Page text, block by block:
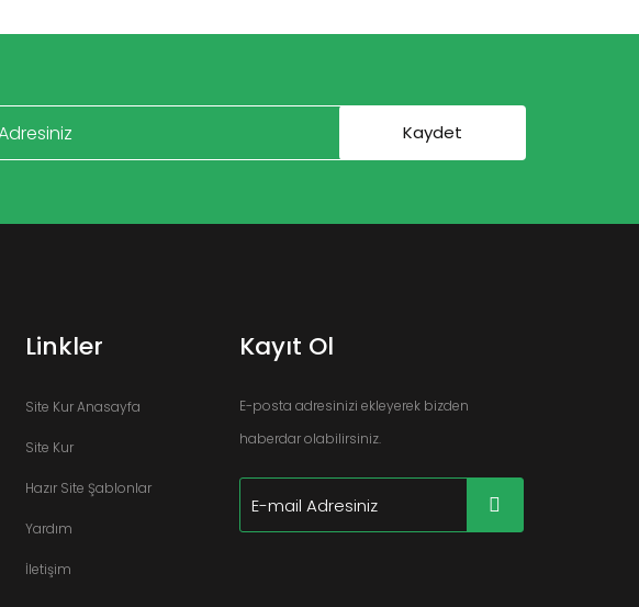
Linkler
Site Kur Anasayfa
Site Kur
Hazır Site Şablonlar
Yardım
İletişim
Kayıt Ol
E-posta adresinizi ekleyerek bizden
haberdar olabilirsiniz.